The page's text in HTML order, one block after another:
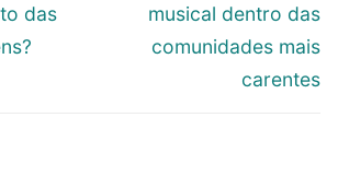
das
musical dentro das
comunidades mais
carentes